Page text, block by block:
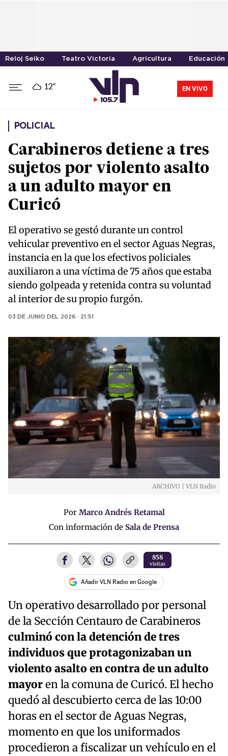
Reloj Seiko Teatro Victoria Agricultura Educación
12° EN VIVO
POLICIAL
Carabineros detiene a tres
sujetos por violento asalto
a un adulto mayor en
Curicó
El operativo se gestó durante un control
vehicular preventivo en el sector Aguas Negras,
instancia en la que los efectivos policiales
auxiliaron a una víctima de 75 años que estaba
siendo golpeada y retenida contra su voluntad
al interior de su propio furgón.
03 DE JUNIO DEL 2026 · 21:51
ARCHIVO | VLN Radio
Por Marco Andrés Retamal
Con información de Sala de Prensa
858
visitas
Añadir VLN Radio en Google
Un operativo desarrollado por personal
de la Sección Centauro de Carabineros
culminó con la detención de tres
individuos que protagonizaban un
violento asalto en contra de un adulto
mayoren la comuna de Curicó. El hecho
quedó al descubierto cerca de las 10:00
horas en el sector de Aguas Negras,
momento en que los uniformados
procedieron a fiscalizar un vehículo en el